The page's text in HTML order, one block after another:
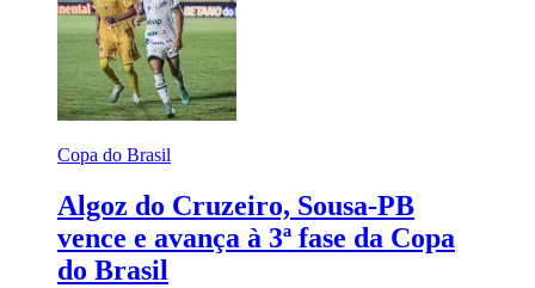
Copa do Brasil
Algoz do Cruzeiro, Sousa-PB
vence e avança à 3ª fase da Copa
do Brasil